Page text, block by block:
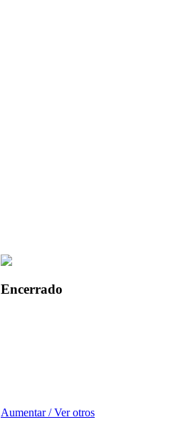
Encerrado
Aumentar / Ver otros